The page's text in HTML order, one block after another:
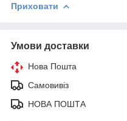
Приховати
Умови доставки
Нова Пошта
Самовивіз
НОВА ПОШТА